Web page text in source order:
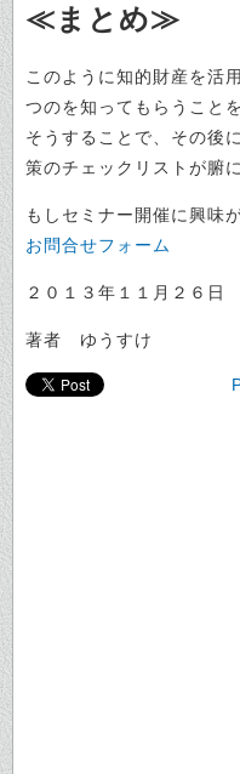
≪まとめ≫
このように知的財産を活
つのを知ってもらうこと
そうすることで、その後
策のチェックリストが腑
もしセミナー開催に興
お問合せフォーム
２０１３年１１月２６日
著者 ゆうすけ